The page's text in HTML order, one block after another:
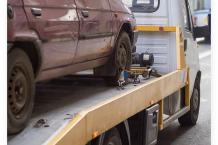
auto gratis ophalen in Westernieland. Neem
telefonisch contact op of maak een terugbelafspraak.
Wilt u direct een tweedehands auto onderdelen
offerte aanvragen? Dat kan via de Onderdelenlijn! Vul
uw kenteken in en druk op verzenden.
Wij kunnen u helpen met de inkoop van auto's van
eigenlijk alle merken, zoals Alfa Romeo, Audi, BMW,
Chevrolet, Citroën, Dacia, Fiat, Ford, Honda, Hyundai,
Kia, Mazda, Mercedes Benz, Mitsubishi, Nissan, Opel,
Peugeot, Porsche, Renault, Seat, Skoda, Suzuki, Tesla,